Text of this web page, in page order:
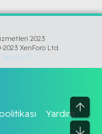
Üst
Alt
2023
2023 XenForo Ltd.
XenGenTr
Yardım